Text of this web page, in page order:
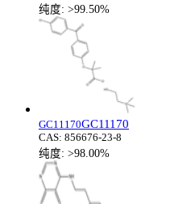
纯度: >99.50%
GC11170GC11170
CAS: 856676-23-8
纯度: >98.00%